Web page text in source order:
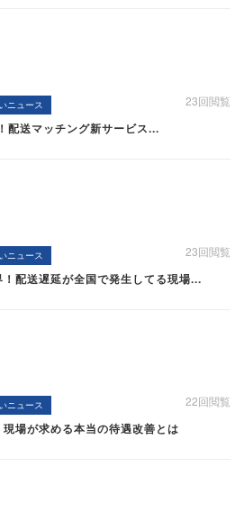
ニュース 23回閲覧
送マッチング新サービス...
ニュース 23回閲覧
配送遅延が全国で発生してる現場...
ニュース 22回閲覧
場が求める本当の待遇改善とは